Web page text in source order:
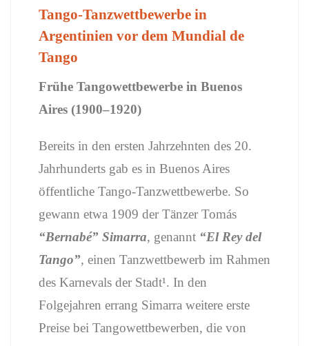
Tango-Tanzwettbewerbe in
Argentinien vor dem Mundial de
Tango
Frühe Tangowettbewerbe in Buenos
Aires (1900–1920)
Bereits in den ersten Jahrzehnten des 20.
Jahrhunderts gab es in Buenos Aires
öffentliche Tango-Tanzwettbewerbe. So
gewann etwa 1909 der Tänzer Tomás
“Bernabé” Simarra, genannt “El Rey del
Tango”, einen Tanzwettbewerb im Rahmen
des Karnevals der Stadt¹. In den
Folgejahren errang Simarra weitere erste
Preise bei Tangowettbewerben, die von